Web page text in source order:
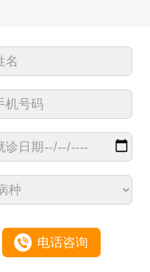
电话咨询